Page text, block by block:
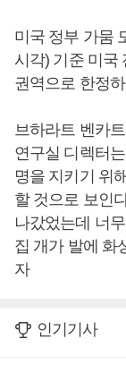
미국 정부 가뭄
시각) 기준 미국
권역으로 한정
브하라트 벤카
연구실 디렉터
명을 지키기 위
할 것으로 보인
나갔었는데 너
집 개가 발에 화
자
인기기사